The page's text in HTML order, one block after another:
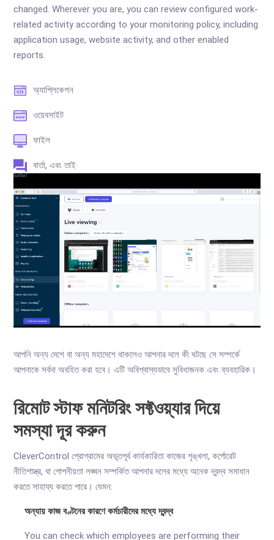
changed. Wherever you are, you can review configured work-
related activity according to your monitoring policy, including
application usage, website activity, and other enabled
reports.
অ্যাপ্লিকেশন
ওয়েবসাইট
ফাইল
বার্তা, এবং তাই
আপনি অন্য দেশে বা অন্য মহাদেশে থাকলেও আপনার দলে কী ঘটছে সে সম্পর্কে
আপনাকে সর্বদা অবহিত করা হবে। এটি অবিশ্বাস্যভাবে সুবিধাজনক এবং ব্যবহারিক।
রিমোট স্টাফ মনিটরিং সফ্টওয়্যার দিয়ে
সমস্যা দূর করুন
CleverControl প্রোগ্রামের অভূতপূর্ব কার্যকারিতা কাজের শৃঙ্খলা, কর্পোরেট
নীতিশাস্ত্র, বা গোপনীয়তা লঙ্ঘন সম্পর্কিত আপনার দলের মধ্যে অনেক দ্বন্দ্ব সমাধান
করতে সাহায্য করতে পারে। যেমন:
অন্যায় কাজ বণ্টনের কারণে কর্মচারীদের মধ্যে দ্বন্দ্ব
You can check which employees are performing their